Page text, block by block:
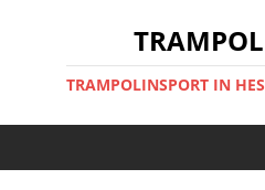
TRAMPOLINSPORT IN